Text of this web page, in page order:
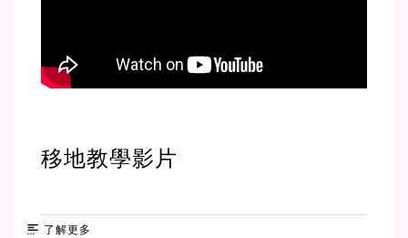
移地教學影片
了解更多